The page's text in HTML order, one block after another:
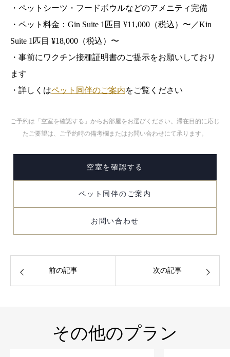
・ペットシーツ・フードボウルなどのアメニティ完備
・ペット料金：Gin Suite 1匹目 ¥11,000（税込）〜／Kin
Suite 1匹目 ¥18,000（税込）〜
・事前にワクチン接種証明書のご提示をお願いしており
ます
・詳しくはペット同伴のご案内をご覧ください
ご予約は「空室を確認する」からお部屋をお選びください。滞在目的に応じ
たご要望は、ご予約時の備考欄またはお問い合わせにて承ります。
空室を確認する
ペット同伴のご案内
お問い合わせ
前の記事 次の記事
その他のプラン